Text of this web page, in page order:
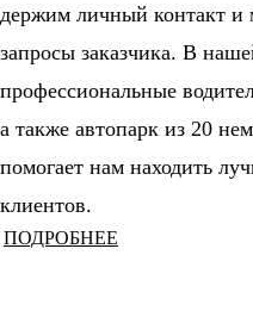
держим личный контакт и
запросы заказчика. В
профессиональные
а также автопарк из 20
помогает нам находить
клиентов.
ПОДРОБНЕЕ